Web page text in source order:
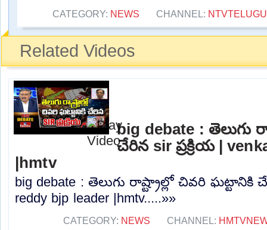
CATEGORY: NEWS CHANNEL: NTVTELUGU
Related Videos
big debate : తెలుగు
చేరిన sir ప్రక్రియ |
|hmtv
big debate : తెలుగు రాష్ట్రాల్లో చివరి ఘట్టానికి
reddy bjp leader |hmtv.....»»
CATEGORY: NEWS CHANNEL: